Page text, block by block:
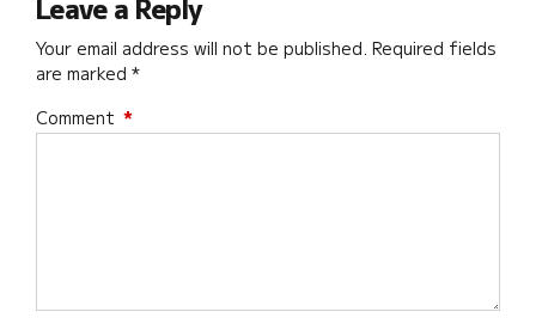
Leave a Reply
Your email address will not be published. Required fields
are marked *
Comment *